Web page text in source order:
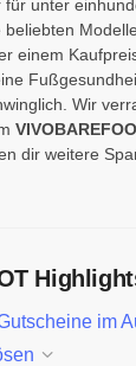
unter
einem
Wir
dir weitere
im